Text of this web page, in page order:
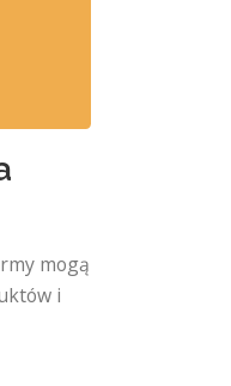
mogą
i